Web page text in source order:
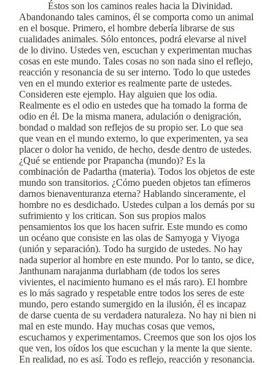
Éstos son los caminos reales hacia la Divinidad.
Abandonando tales caminos, él se comporta como un animal
en el bosque. Primero, el hombre debería librarse de sus
cualidades animales. Sólo entonces, podrá elevarse al nivel
de lo divino. Ustedes ven, escuchan y experimentan muchas
cosas en este mundo. Tales cosas no son nada sino el reflejo,
reacción y resonancia de su ser interno. Todo lo que ustedes
ven en el mundo exterior es realmente parte de ustedes.
Consideren este ejemplo. Hay alguien que los odia.
Realmente es el odio en ustedes que ha tomado la forma de
odio en él. De la misma manera, adulación o denigración,
bondad o maldad son reflejos de su propio ser. Lo que sea
que vean en el mundo externo, lo que experimenten, ya sea
placer o dolor ha venido, de hecho, desde dentro de ustedes.
¿Qué se entiende por Prapancha (mundo)? Es la
combinación de Padartha (materia). Todos los objetos de este
mundo son transitorios. ¿Cómo pueden objetos tan efímeros
darnos bienaventuranza eterna? Hablando sinceramente, el
hombre no es desdichado. Ustedes culpan a los demás por su
sufrimiento y los critican. Son sus propios malos
pensamientos los que los hacen sufrir. Este mundo es como
un océano que consiste en las olas de Samyoga y Viyoga
(unión y separación). Todo ha surgido de ustedes. No hay
nada superior al hombre en este mundo. Por lo tanto, se dice,
Janthunam narajanma durlabham (de todos los seres
vivientes, el nacimiento humano es el más raro). El hombre
es lo más sagrado y respetable entre todos los seres de este
mundo, pero estando sumergido en la ilusión, él es incapaz
de darse cuenta de su verdadera naturaleza. No hay ni bien ni
mal en este mundo. Hay muchas cosas que vemos,
escuchamos y experimentamos. Creemos que son los ojos los
que ven, los oídos los que escuchan y la mente la que siente.
En realidad, no es así. Todo es reflejo, reacción y resonancia.